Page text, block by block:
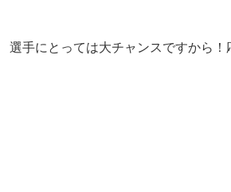
選手にとっては大チャンスですから！